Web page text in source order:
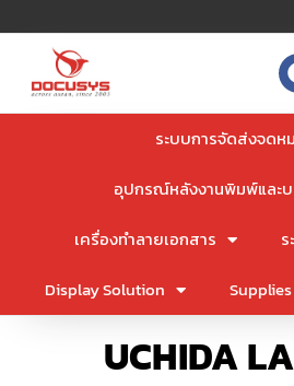
to
ระบบการจัดส่งจดห
อุปกรณ์หลังงานพิมพ์และ
เครื่องทำลายเอกสาร
Display Solution
Supplies
UCHIDA